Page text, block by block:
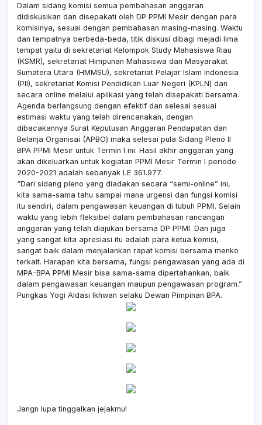
Dalam sidang komisi semua pembahasan anggaran
didiskusikan dan disepakati oleh DP PPMI Mesir dengan para
komisinya, sesuai dengan pembahasan masing-masing. Waktu
dan tempatnya berbeda-beda, titik diskusi dibagi mejadi lima
tempat yaitu di sekretariat Kelompok Study Mahasiswa Riau
(KSMR), sekretariat Himpunan Mahasiswa dan Masyarakat
Sumatera Utara (HMMSU), sekretariat Pelajar Islam Indonesia
(PII), sekretariat Komisi Pendidikan Luar Negeri (KPLN) dan
secara online melalui aplikasi yang telah disepakati bersama.
Agenda berlangsung dengan efektif dan selesai sesuai
estimasi waktu yang telah direncanakan, dengan
dibacakannya Surat Keputusan Anggaran Pendapatan dan
Belanja Organisai (APBO) maka selesai pula Sidang Pleno II
BPA PPMI Mesir untuk Termin I ini. Hasil akhir anggaran yang
akan dikeluarkan untuk kegiatan PPMI Mesir Termin I periode
2020-2021 adalah sebanyak LE 361.977.
“Dari sidang pleno yang diadakan secara “semi-online” ini,
kita sama-sama tahu sampai mana urgensi dan fungsi komisi
itu sendiri, dalam pengawasan keuangan di tubuh PPMI. Selain
waktu yang lebih fleksibel dalam pembahasan rancangan
anggaran yang telah diajukan bersama DP PPMI. Dan juga
yang sangat kita apresiasi itu adalah para ketua komisi,
sangat baik dalam menjalankan rapat komisi bersama menko
terkait. Harapan kita bersama, fungsi pengawasan yang ada di
MPA-BPA PPMI Mesir bisa sama-sama dipertahankan, baik
dalam pengawasan keuangan maupun pengawasan program.”
Pungkas Yogi Aldasi Ikhwan selaku Dewan Pimpinan BPA.
Jangn lupa tinggalkan jejakmu!